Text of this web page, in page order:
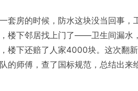
套房的时候，防水这块没当回事
楼下邻居找上门了——卫生间漏水
楼下还赔了人家4000块。这次翻
的师傅，查了国标规范，总结出来